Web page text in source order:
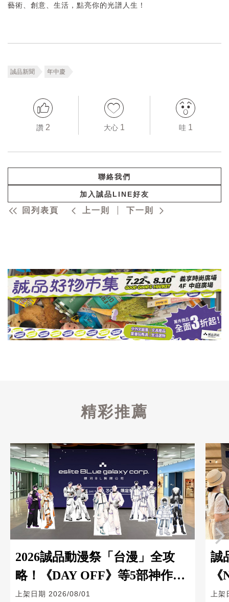
藝術、創意、生活，點亮你的光譜人生！
誠品新聞 年中慶
讚 2 大心 1 哇 1
聯絡我們
加入誠品LINE好友
回列表頁 上一則 下一則
精彩推薦
2026誠品動漫祭「台漫」全攻
略！《DAY OFF》等5部神作推
出限定主題門市與限量周邊
上架日期 2026/08/01
誠
Z上